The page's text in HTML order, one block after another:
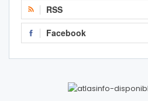
RSS
Facebook